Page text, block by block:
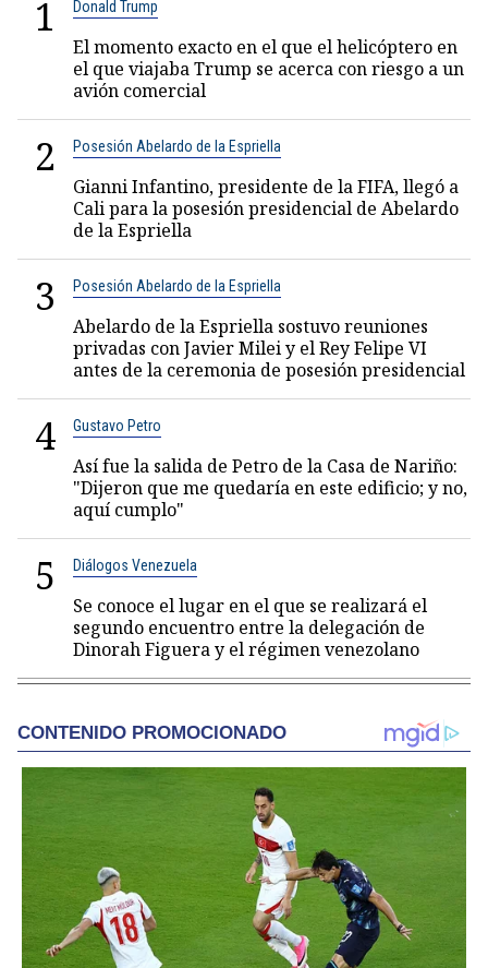
1 Donald Trump
El momento exacto en el que el helicóptero en
el que viajaba Trump se acerca con riesgo a un
avión comercial
2 Posesión Abelardo de la Espriella
Gianni Infantino, presidente de la FIFA, llegó a
Cali para la posesión presidencial de Abelardo
de la Espriella
3 Posesión Abelardo de la Espriella
Abelardo de la Espriella sostuvo reuniones
privadas con Javier Milei y el Rey Felipe VI
antes de la ceremonia de posesión presidencial
4 Gustavo Petro
Así fue la salida de Petro de la Casa de Nariño:
"Dijeron que me quedaría en este edificio; y no,
aquí cumplo"
5 Diálogos Venezuela
Se conoce el lugar en el que se realizará el
segundo encuentro entre la delegación de
Dinorah Figuera y el régimen venezolano